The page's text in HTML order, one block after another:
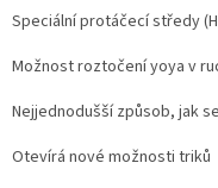
Speciální protáčecí středy
Možnost roztočení yoya v
Nejjednodušší způsob, jak
Otevírá nové možnosti triků